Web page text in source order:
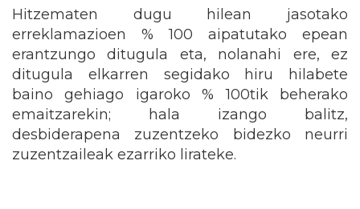
Hitzematen dugu hilean jasotako
erreklamazioen % 100 aipatutako epean
erantzungo ditugula eta, nolanahi ere, ez
ditugula elkarren segidako hiru hilabete
baino gehiago igaroko % 100tik beherako
emaitzarekin; hala izango balitz,
desbiderapena zuzentzeko bidezko neurri
zuzentzaileak ezarriko lirateke.